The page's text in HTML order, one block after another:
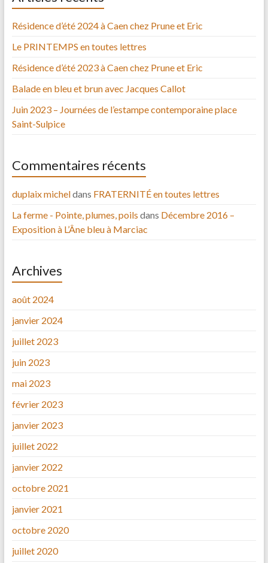
Résidence d’été 2024 à Caen chez Prune et Eric
Le PRINTEMPS en toutes lettres
Résidence d’été 2023 à Caen chez Prune et Eric
Balade en bleu et brun avec Jacques Callot
Juin 2023 – Journées de l’estampe contemporaine place
Saint-Sulpice
Commentaires récents
duplaix micheldans FRATERNITÉ en toutes lettres
La ferme - Pointe, plumes, poils dans Décembre 2016 –
Exposition à L’Âne bleu à Marciac
Archives
août 2024
janvier 2024
juillet 2023
juin 2023
mai 2023
février 2023
janvier 2023
juillet 2022
janvier 2022
octobre 2021
janvier 2021
octobre 2020
juillet 2020